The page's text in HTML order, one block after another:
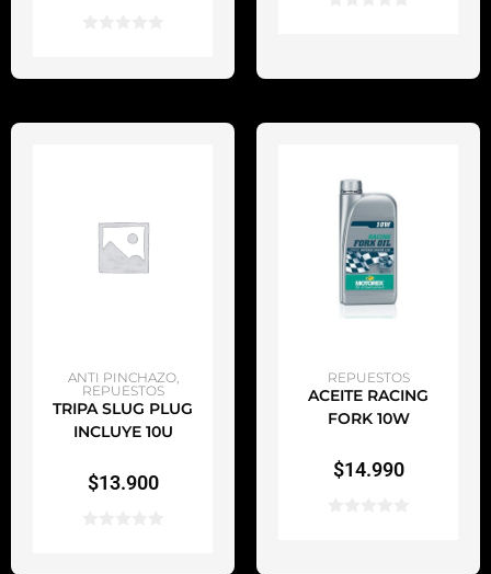
AÑADIR AL CARRITO
ANTI PINCHAZO,
REPUESTOS
TRIPA SLUG PLUG
INCLUYE 10U
$13.900
AÑADIR AL CARRITO
REPUESTOS
ACEITE RACING
FORK 10W
$14.990